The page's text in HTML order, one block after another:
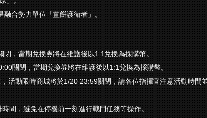
合勢力單位「薑餅護衛者」。
閉，當期兌換券將在維護後以1:1兌換為採購幣。
關閉，當期兌換券將在維護後以1:1兌換為採購幣。
活動限時商城將於1/20 23:59關閉，請各位指揮官注意活動時間
間，避免在停機前一刻進行戰鬥任務等操作。